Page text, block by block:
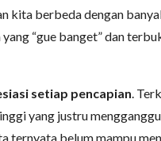
kita berbeda dengan
yang “gue banget” dan
setiap pencapian .
yang justru
ternyata belum mampu